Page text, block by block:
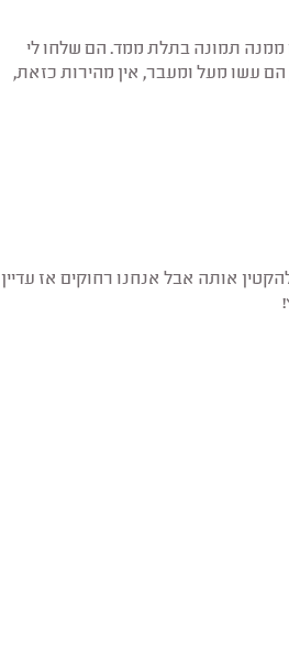
תמונה בתלת ממד. הם שלחו לי
עשו מעל ומעבר, אין מהירות כזאת,
אותה אבל אנחנו רחוקים אז עדיין